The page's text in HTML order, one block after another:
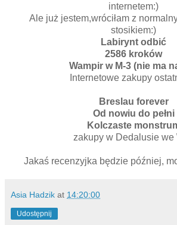
internetem:)
Ale już jestem,wróciłam z
stosikiem:)
Labirynt odbić
2586 kroków
Wampir w M-3 (nie ma
Internetowe zakupy
Breslau forever
Od nowiu do pełni
Kolczaste
zakupy w Dedalusie we
Jakaś recenzyjka będzie później,
Asia Hadzik at 14:20:00
Udostępnij